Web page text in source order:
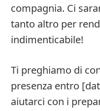
compagnia. Ci
tanto altro per
indimenticabile!
Ti preghiamo di
presenza entro
aiutarci con i